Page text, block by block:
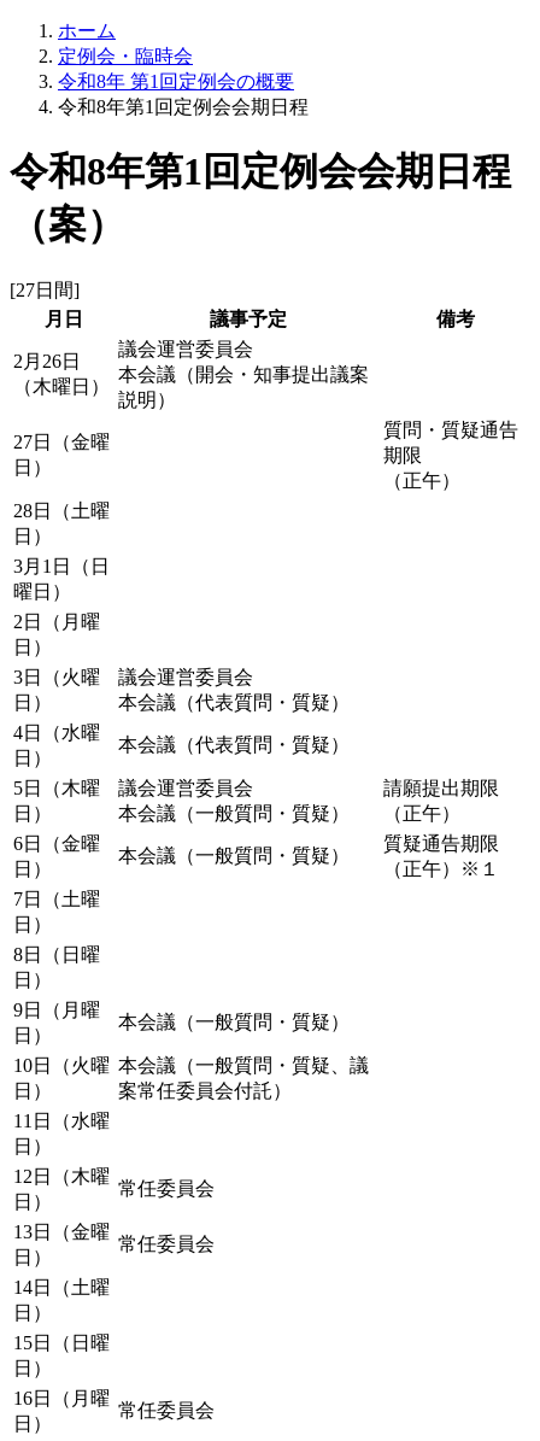
ホーム
定例会・臨時会
令和8年 第1回定例会の概要
令和8年第1回定例会会期日程
令和8年第1回定例会会期日程
（案）
[27日間]
月日
議事予定 備考
2月26日
（木曜日）
議会運営委員会
本会議（開会・知事提出議案
説明）
27日（金曜
日）
質問・質疑通告
期限
（正午）
28日（土曜
日）
3月1日（日
曜日）
2日（月曜
日）
3日（火曜
日）
議会運営委員会
本会議（代表質問・質疑）
4日（水曜
日）
本会議（代表質問・質疑）
5日（木曜
日）
議会運営委員会
本会議（一般質問・質疑）
請願提出期限
（正午）
6日（金曜
日）
本会議（一般質問・質疑）
質疑通告期限
（正午）※１
7日（土曜
日）
8日（日曜
日）
9日（月曜
日）
本会議（一般質問・質疑）
10日（火曜
日）
本会議（一般質問・質疑、議
案常任委員会付託）
11日（水曜
日）
12日（木曜
日）
常任委員会
13日（金曜
日）
常任委員会
14日（土曜
日）
15日（日曜
日）
16日（月曜
日）
常任委員会